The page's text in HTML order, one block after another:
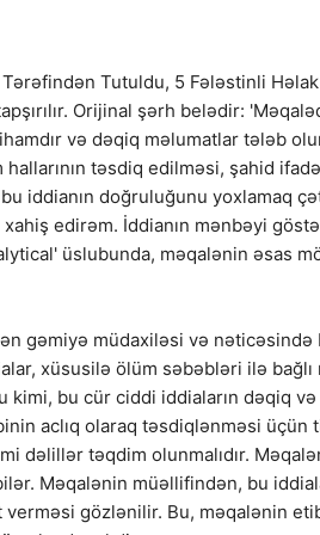
Tutuldu, 5 Fələstinli
Orijinal şərh belədir:
və dəqiq məlumatlar tələb
təsdiq edilməsi, şahid
iddianın doğruluğunu yoxlamaq
edirəm. İddianın mənbəyi
üslubunda, məqalənin əsas
gəmiyə müdaxiləsi və nəticəsində
xüsusilə ölüm səbəbləri ilə
bu cür ciddi iddiaların dəqiq
aclıq olaraq təsdiqlənməsi
dəlillər təqdim olunmalıdır.
Məqalənin müəllifindən, bu
gözlənilir. Bu, məqalənin